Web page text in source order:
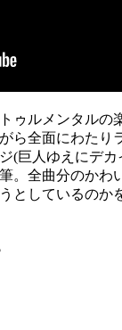
ゥルメンタル
ら全面にわた
(巨人ゆえにデ
。全曲分のか
としているの